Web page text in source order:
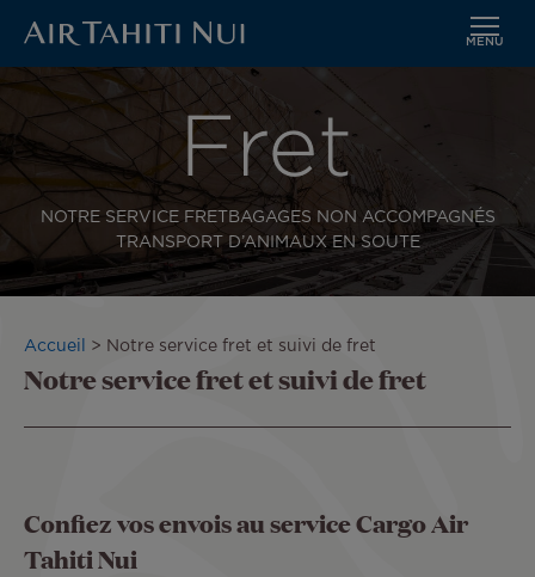
MENU
NOTRE SERVICE FRET
BAGAGES NON ACCOMPAGNÉS
TRANSPORT D’ANIMAUX EN SOUTE
Fil
d'Ariane
Accueil Notre service fret et suivi de fret
Notre service fret et suivi de fret
Confiez vos envois au service Cargo Air
Tahiti Nui